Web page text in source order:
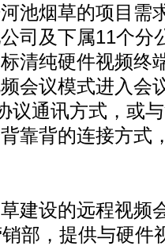
烟草的项目需
司及下属11个分
清纯硬件视频终
会议模式进入会
议通讯方式，或
靠背的连接方式
设的远程视频
部，提供与硬件